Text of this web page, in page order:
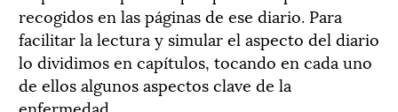
recogidos en las páginas de ese diario. Para
facilitar la lectura y simular el aspecto del diario
lo dividimos en capítulos, tocando en cada uno
de ellos algunos aspectos clave de la
enfermedad.